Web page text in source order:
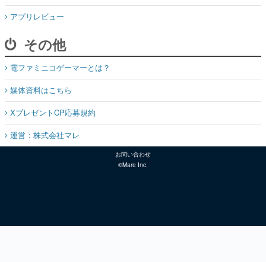
アプリレビュー
その他
電ファミニコゲーマーとは？
媒体資料はこちら
XプレゼントCP応募規約
運営：株式会社マレ
お問い合わせ
©Mare Inc.